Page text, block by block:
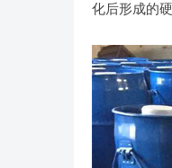
化后形成的